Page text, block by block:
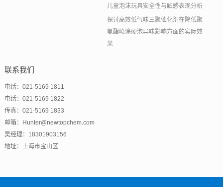
儿童泡沫玩具安全性与触感表现分析
探讨高效低气味三聚催化剂在降低聚
氨酯喷涂硬泡异味影响方面的实际效
果
联系我们
电话：021-5169 1811
电话：021-5169 1822
传真：021-5169 1833
邮箱：Hunter@newtopchem.com
吴经理：18301903156
地址：上海市宝山区